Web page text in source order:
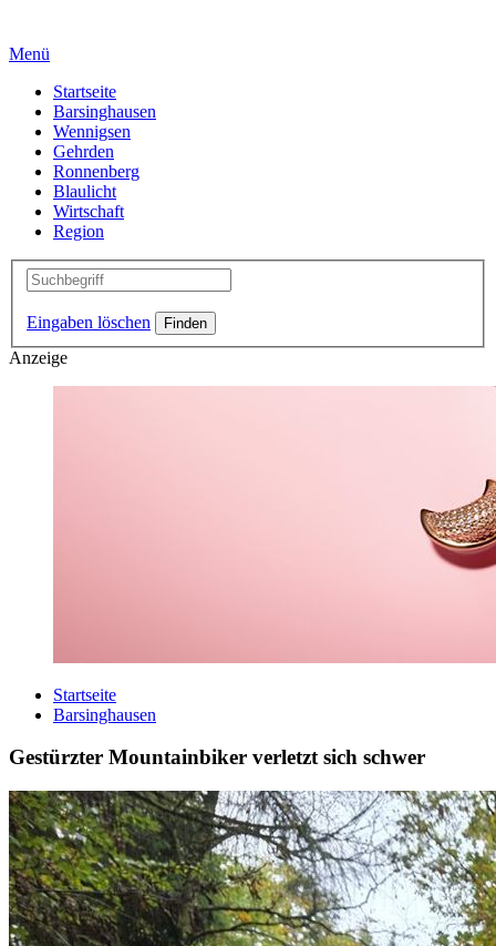
Menü
Startseite
Barsinghausen
Wennigsen
Gehrden
Ronnenberg
Blaulicht
Wirtschaft
Region
Eingaben löschen
Anzeige
Startseite
Barsinghausen
Gestürzter Mountainbiker verletzt sich schwer